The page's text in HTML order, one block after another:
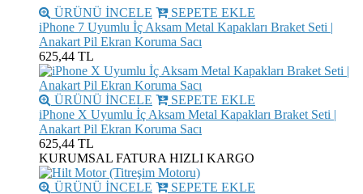
ÜRÜNÜ İNCELE
SEPETE EKLE
iPhone 7 Uyumlu İç Aksam Metal Kapakları Braket Seti |
Anakart Pil Ekran Koruma Sacı
625,44 TL
ÜRÜNÜ İNCELE
SEPETE EKLE
iPhone X Uyumlu İç Aksam Metal Kapakları Braket Seti |
Anakart Pil Ekran Koruma Sacı
625,44 TL
KURUMSAL FATURA HIZLI KARGO
ÜRÜNÜ İNCELE
SEPETE EKLE